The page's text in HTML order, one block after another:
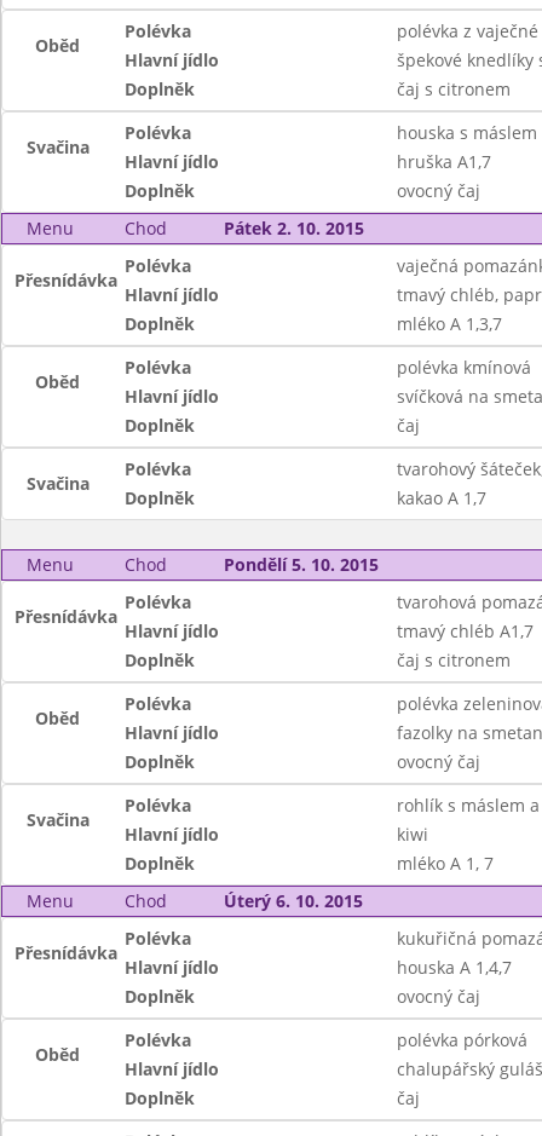
Oběd
Polévka
polévka z
Hlavní jídlo
špekové knedlíky
Doplněk
čaj s citronem
Svačina
Polévka
houska s
Hlavní jídlo
hruška A1,7
Doplněk
ovocný čaj
Menu
Chod Pátek 2. 10. 2015
Přesnídávka
Polévka
vaječná
Hlavní jídlo
tmavý chléb,
Doplněk
mléko A 1,3,7
Oběd
Polévka
polévka kmínová
Hlavní jídlo
svíčková na
Doplněk
čaj
Svačina
Polévka
tvarohový
Doplněk
kakao A 1,7
Menu Chod Pondělí 5. 10. 2015
Přesnídávka
Polévka
tvarohová
Hlavní jídlo
tmavý chléb A1,7
Doplněk
čaj s citronem
Oběd
Polévka
polévka
Hlavní jídlo
fazolky na
Doplněk
ovocný čaj
Svačina
Polévka
rohlík s máslem
Hlavní jídlo
kiwi
Doplněk
mléko A 1, 7
Menu
Chod Úterý 6. 10. 2015
Přesnídávka
Polévka
kukuřičná
Hlavní jídlo
houska A 1,4,7
Doplněk
ovocný čaj
Oběd
Polévka
polévka pórková
Hlavní jídlo
chalupářský
Doplněk
čaj